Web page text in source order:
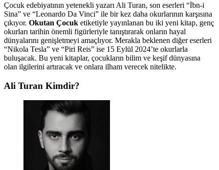
Çocuk edebiyatının yetenekli yazarı Ali Turan, son eserleri “İbn-i
Sina” ve “Leonardo Da Vinci” ile bir kez daha okurlarının karşısına
çıkıyor. Okutan Çocuk etiketiyle yayınlanan bu iki yeni kitap, genç
okurları tarihin önemli figürleriyle tanıştırarak onların hayal
dünyalarını genişletmeyi amaçlıyor. Merakla beklenen diğer eserleri
“Nikola Tesla” ve “Piri Reis” ise 15 Eylül 2024’te okurlarla
buluşacak. Bu yeni kitaplar, çocukların bilim ve keşif dünyasına
olan ilgilerini artıracak ve onlara ilham verecek nitelikte.
Ali Turan Kimdir?